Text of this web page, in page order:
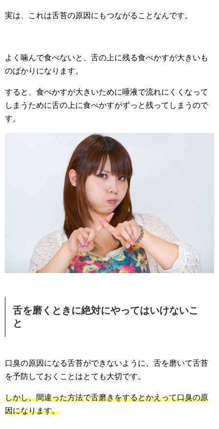
実は、これは舌苔の原因にもつながることなんです。
よく噛んで食べないと、舌の上に残る食べかすが大きいも
のばかりになります。
すると、食べかすが大きいために唾液で流れにくくなって
しまうために舌の上に食べかすがずっと残ってしまうので
す。
舌を磨くときに絶対にやってはいけないこ
と
口臭の原因になる舌苔ができないように、舌を磨いて舌苔
を予防しておくことはとても大切です。
しかし、間違った方法で舌磨きをするとかえって口臭の原
因になります。